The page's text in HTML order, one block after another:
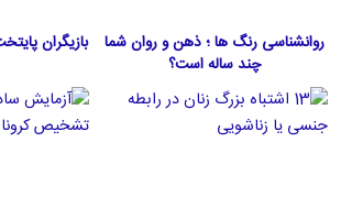
روانشناسی رنگ ها ؛ ذهن و روان شما
چند ساله است؟
بازیگران